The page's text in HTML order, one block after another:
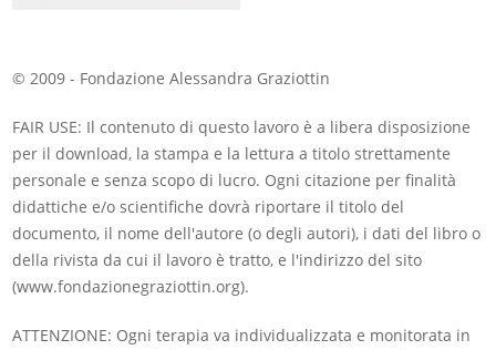
© 2009 - Fondazione Alessandra Graziottin
FAIR USE: Il contenuto di questo lavoro è a libera disposizione
per il download, la stampa e la lettura a titolo strettamente
personale e senza scopo di lucro. Ogni citazione per finalità
didattiche e/o scientifiche dovrà riportare il titolo del
documento, il nome dell'autore (o degli autori), i dati del libro o
della rivista da cui il lavoro è tratto, e l'indirizzo del sito
(www.fondazionegraziottin.org).
ATTENZIONE: Ogni terapia va individualizzata e monitorata in